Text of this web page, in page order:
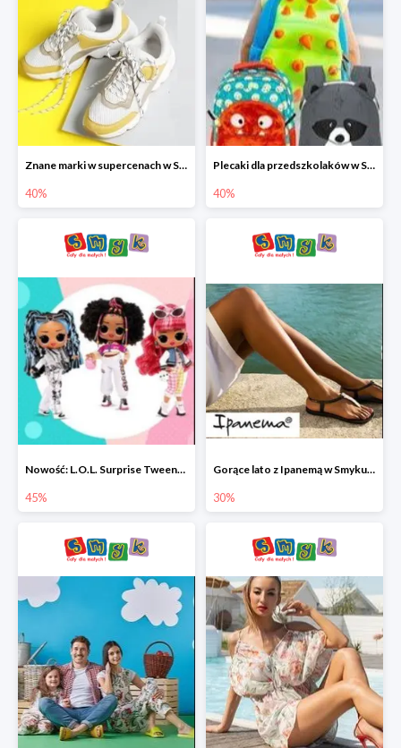
Znane marki w supercenach w Smyku - buty do -40%
40%
Plecaki dla przedszkolaków w Smyku do -40%
40%
Nowość: L.O.L. Surprise Tweens Doll w Smyku do -45%
45%
Gorące lato z Ipanemą w Smyku do -30%
30%